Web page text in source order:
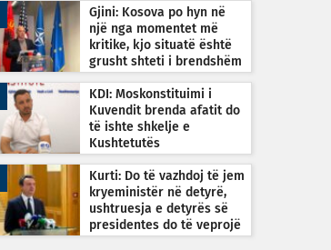
Gjini: Kosova po hyn në
një nga momentet më
kritike, kjo situatë është
grusht shteti i brendshëm
KDI: Moskonstituimi i
Kuvendit brenda afatit do
të ishte shkelje e
Kushtetutës
Kurti: Do të vazhdoj të jem
kryeministër në detyrë,
ushtruesja e detyrës së
presidentes do të veprojë